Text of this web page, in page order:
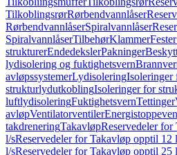
TilkoblingsrørRørbendvannlåser
RørbendvannlåserSpiralvannlåser
SpiralvannlåserTilbehørKlammer
strukturerEndedekslerPakninger
lydisolering og fuktighetsvern
avløpssystemerLydisoleringIsoleringer
strukturlydutkoblingIsoleringer for
luftlydisoleringFuktighetsvernTettinger
avløpVentilatorventiler
takdreneringTakavløpReservedeler for
l/sReservedeler for Takavløp opptil 12
l/sReservedeler for Takavløp opptil 25